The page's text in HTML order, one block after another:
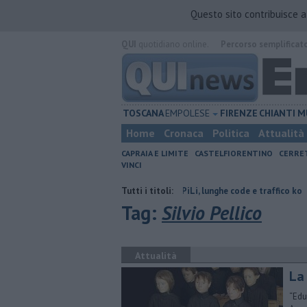
Questo sito contribuisce
TOSCANAEMPOLESE FIRENZE CHIANTI
Home Cronaca Politica Attualità
CAPRAIA E LIMITE CASTELFIORENTINO
VINCI
Tutti i titoli:
Incidente in FiPiLi, lunghe code e traffico ko
Tag: Silvio Pellico
Attualità